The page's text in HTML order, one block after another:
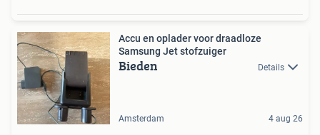
Accu en oplader voor draadloze
Samsung Jet stofzuiger
Bieden Details
Amsterdam 4 aug 26